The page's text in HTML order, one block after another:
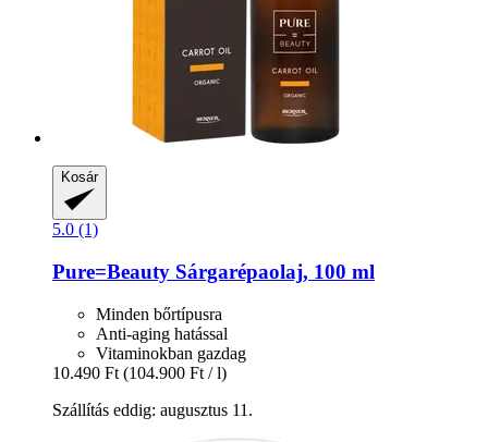
Kosár
5.0 (1)
Pure=Beauty Sárgarépaolaj, 100 ml
Minden bőrtípusra
Anti-aging hatással
Vitaminokban gazdag
10.490 Ft (104.900 Ft / l)
Szállítás eddig: augusztus 11.